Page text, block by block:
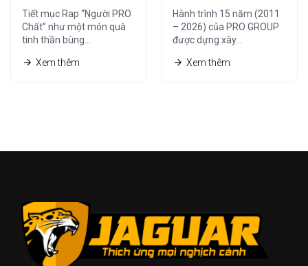
NGUỒN TỪ
“NGƯỜI PRO
CHẤT”
Tiết mục Rap “Người PRO
Chất” như một món quà
tinh thần bùng…
Xem thêm
CÙNG HỆ THỐNG
NHÀ PHÂN PHỐI
Hành trình 15 năm (2011
– 2026) của PRO GROUP
được dựng xây…
Xem thêm